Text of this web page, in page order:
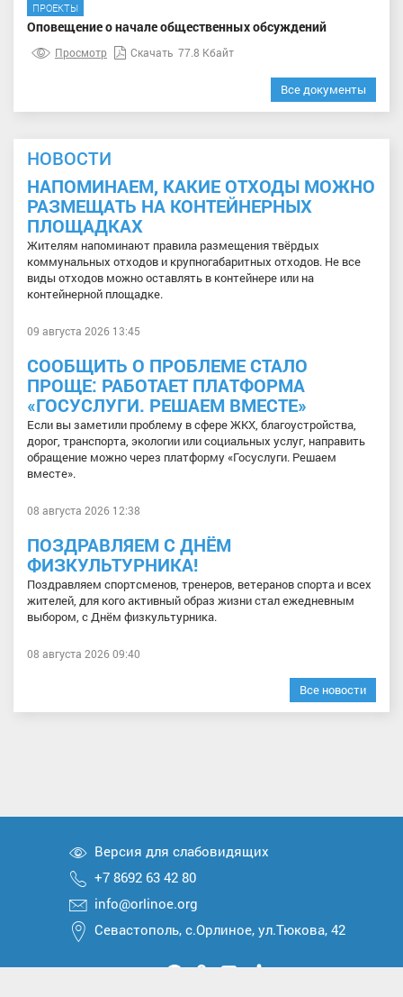
ПРОЕКТЫ
Оповещение о начале общественных обсуждений
Просмотр Скачать 77.8 Кбайт
Все документы
НОВОСТИ
НАПОМИНАЕМ, КАКИЕ ОТХОДЫ МОЖНО
РАЗМЕЩАТЬ НА КОНТЕЙНЕРНЫХ
ПЛОЩАДКАХ
Жителям напоминают правила размещения твёрдых
коммунальных отходов и крупногабаритных отходов. Не все
виды отходов можно оставлять в контейнере или на
контейнерной площадке.
09 августа 2026 13:45
СООБЩИТЬ О ПРОБЛЕМЕ СТАЛО
ПРОЩЕ: РАБОТАЕТ ПЛАТФОРМА
«ГОСУСЛУГИ. РЕШАЕМ ВМЕСТЕ»
Если вы заметили проблему в сфере ЖКХ, благоустройства,
дорог, транспорта, экологии или социальных услуг, направить
обращение можно через платформу «Госуслуги. Решаем
вместе».
08 августа 2026 12:38
ПОЗДРАВЛЯЕМ С ДНЁМ
ФИЗКУЛЬТУРНИКА!
Поздравляем спортсменов, тренеров, ветеранов спорта и всех
жителей, для кого активный образ жизни стал ежедневным
выбором, с Днём физкультурника.
08 августа 2026 09:40
Все новости
Версия для слабовидящих
+7 8692 63 42 80
info@orlinoe.org
Севастополь, с.Орлиное, ул.Тюкова, 42
МыМыМыМыМы